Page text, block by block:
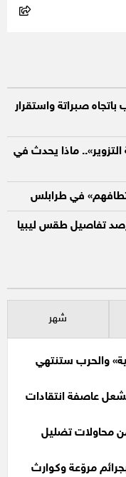
صبراتة واستقرار
التزوير».. ماذا يحدث في
تفاصيل طقس ليبيا
شهر
والحرب ستنتهي
عاصفة انتقادات
محاولات تضليل
مروّعة وكوارث